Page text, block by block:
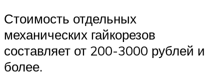
Стоимость отдельных
механических гайкорезов
составляет от 200-3000 рублей и
более.